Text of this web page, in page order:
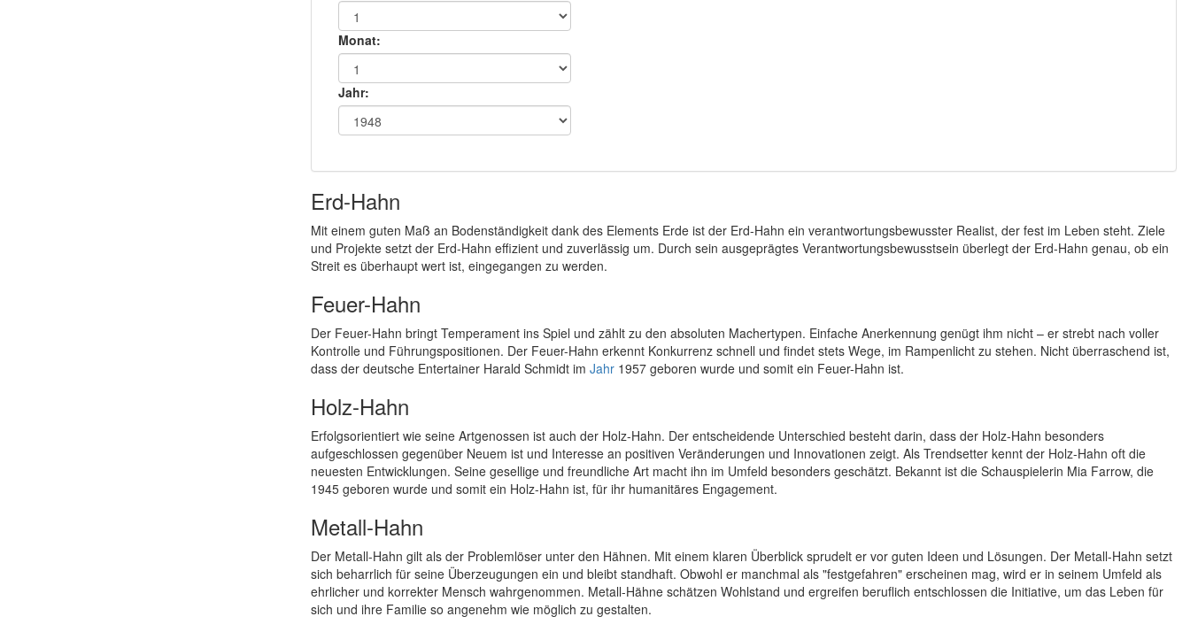
Monat:
Jahr:
Erd-Hahn
Mit einem guten Maß an Bodenständigkeit dank des Elements Erde ist der Erd-Hahn ein verantwortungsbewusster Realist, der fest im Leben steht. Ziele
und Projekte setzt der Erd-Hahn effizient und zuverlässig um. Durch sein ausgeprägtes Verantwortungsbewusstsein überlegt der Erd-Hahn genau, ob ein
Streit es überhaupt wert ist, eingegangen zu werden.
Feuer-Hahn
Der Feuer-Hahn bringt Temperament ins Spiel und zählt zu den absoluten Machertypen. Einfache Anerkennung genügt ihm nicht – er strebt nach voller
Kontrolle und Führungspositionen. Der Feuer-Hahn erkennt Konkurrenz schnell und findet stets Wege, im Rampenlicht zu stehen. Nicht überraschend ist,
dass der deutsche Entertainer Harald Schmidt im Jahr 1957 geboren wurde und somit ein Feuer-Hahn ist.
Holz-Hahn
Erfolgsorientiert wie seine Artgenossen ist auch der Holz-Hahn. Der entscheidende Unterschied besteht darin, dass der Holz-Hahn besonders
aufgeschlossen gegenüber Neuem ist und Interesse an positiven Veränderungen und Innovationen zeigt. Als Trendsetter kennt der Holz-Hahn oft die
neuesten Entwicklungen. Seine gesellige und freundliche Art macht ihn im Umfeld besonders geschätzt. Bekannt ist die Schauspielerin Mia Farrow, die
1945 geboren wurde und somit ein Holz-Hahn ist, für ihr humanitäres Engagement.
Metall-Hahn
Der Metall-Hahn gilt als der Problemlöser unter den Hähnen. Mit einem klaren Überblick sprudelt er vor guten Ideen und Lösungen. Der Metall-Hahn setzt
sich beharrlich für seine Überzeugungen ein und bleibt standhaft. Obwohl er manchmal als "festgefahren" erscheinen mag, wird er in seinem Umfeld als
ehrlicher und korrekter Mensch wahrgenommen. Metall-Hähne schätzen Wohlstand und ergreifen beruflich entschlossen die Initiative, um das Leben für
sich und ihre Familie so angenehm wie möglich zu gestalten.